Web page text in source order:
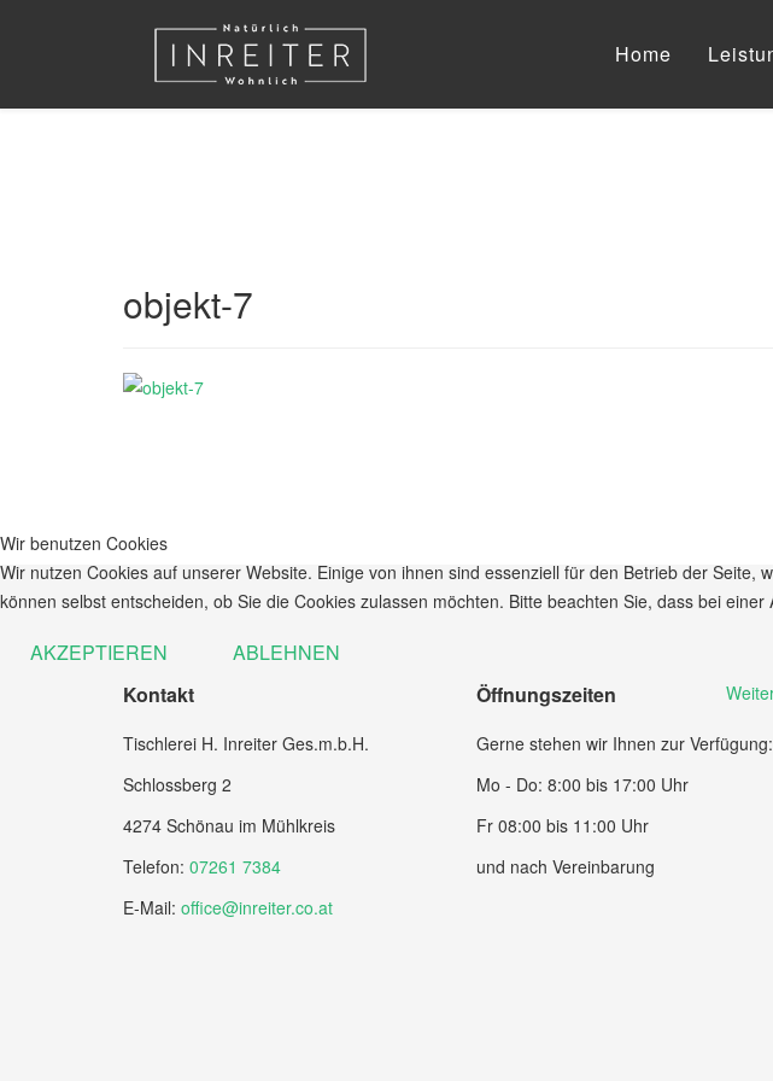
Home
objekt-7
Kontakt
Tischlerei H. Inreiter Ges.m.b.H.
Schlossberg 2
4274 Schönau im Mühlkreis
Telefon: 07261 7384
E-Mail: office@inreiter.co.at
Öffnungszeiten
Gerne stehen wir Ihnen zur Verfügung:
Mo - Do: 8:00 bis 17:00 Uhr
Fr 08:00 bis 11:00 Uhr
und nach Vereinbarung
Wir benutzen Cookies
Wir nutzen Cookies auf unserer Website. Einige von ihnen sind essenziell für den Betrieb der
können selbst entscheiden, ob Sie die Cookies zulassen möchten. Bitte beachten Sie, dass bei
AKZEPTIEREN ABLEHNEN